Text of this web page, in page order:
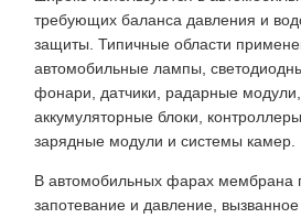
требующих баланса давления и
защиты. Типичные области
автомобильные лампы,
фонари, датчики, радарные
аккумуляторные блоки, контроллеры
зарядные модули и системы камер.
В автомобильных фарах мембрана
запотевание и давление,